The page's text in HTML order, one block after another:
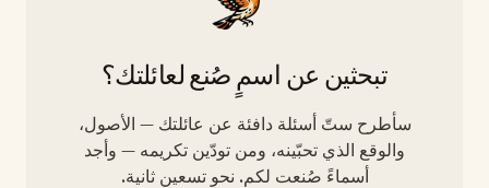
تبحثين عن اسمٍ صُنع لعائلتك؟
سأطرح ستّ أسئلة دافئة عن عائلتك — الأصول،
والوقع الذي تحبّينه، ومن تودّين تكريمه — وأجد
أسماءً صُنعت لكم. نحو تسعين ثانية.